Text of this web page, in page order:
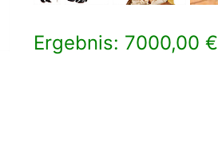
Ergebnis: 7000,00 €